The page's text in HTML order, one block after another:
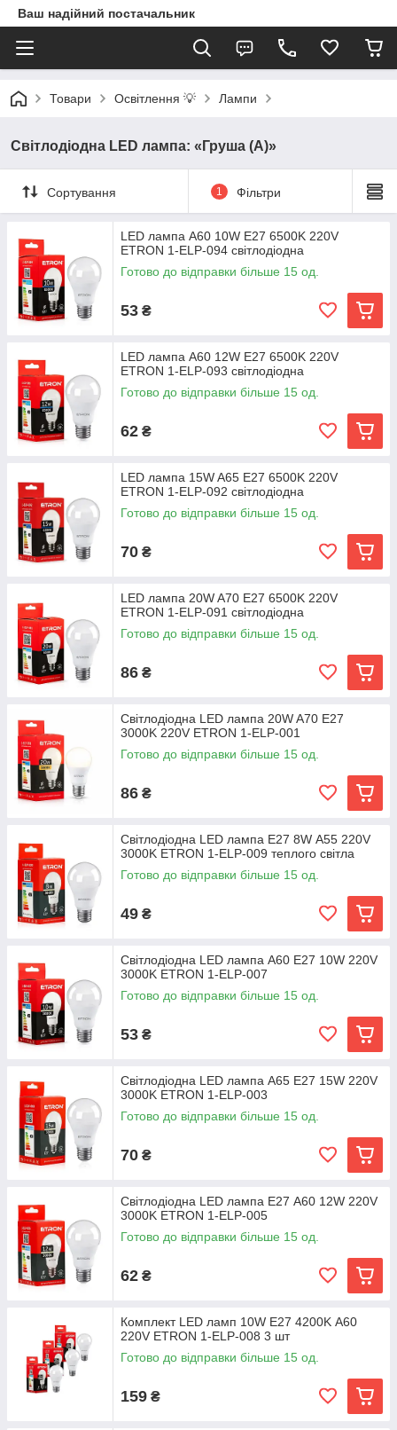
Ваш надійний постачальник
Товари Освітлення 💡 Лампи
Світлодіодна LED лампа: «Груша (А)»
Сортування 1 Фільтри
LED лампа A60 10W Е27 6500K 220V
ETRON 1-ELP-094 світлодіодна
Готово до відправки більше 15 од.
53 ₴
LED лампа A60 12W Е27 6500K 220V
ETRON 1-ELP-093 світлодіодна
Готово до відправки більше 15 од.
62 ₴
LED лампа 15W A65 Е27 6500K 220V
ETRON 1-ELP-092 світлодіодна
Готово до відправки більше 15 од.
70 ₴
LED лампа 20W A70 Е27 6500K 220V
ETRON 1-ELP-091 світлодіодна
Готово до відправки більше 15 од.
86 ₴
Світлодіодна LED лампа 20W A70 Е27
3000K 220V ETRON 1-ELP-001
Готово до відправки більше 15 од.
86 ₴
Світлодіодна LED лампа E27 8W А55 220V
3000K ETRON 1-ELP-009 теплого світла
Готово до відправки більше 15 од.
49 ₴
Світлодіодна LED лампа А60 E27 10W 220V
3000K ETRON 1-ELP-007
Готово до відправки більше 15 од.
53 ₴
Світлодіодна LED лампа А65 E27 15W 220V
3000K ETRON 1-ELP-003
Готово до відправки більше 15 од.
70 ₴
Світлодіодна LED лампа E27 А60 12W 220V
3000K ETRON 1-ELP-005
Готово до відправки більше 15 од.
62 ₴
Комплект LED ламп 10W Е27 4200K А60
220V ETRON 1-ELP-008 3 шт
Готово до відправки більше 15 од.
159 ₴